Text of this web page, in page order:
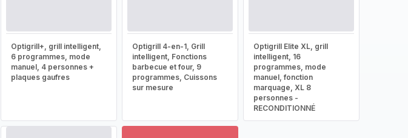
Optigrill+, grill intelligent,
6 programmes, mode
manuel, 4 personnes +
plaques gaufres
Optigrill 4-en-1, Grill
intelligent, Fonctions
barbecue et four, 9
programmes, Cuissons
sur mesure
Optigrill Elite XL, grill
intelligent, 16
programmes, mode
manuel, fonction
marquage, XL 8
personnes -
RECONDITIONNÉ